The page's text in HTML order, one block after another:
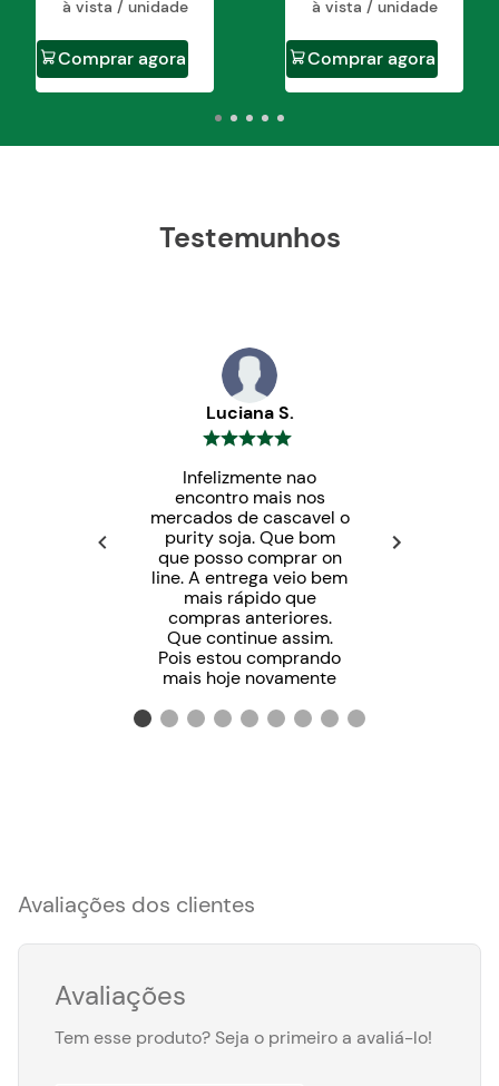
à vista / unidade
Comprar agora
à vista / unidade
Comprar agora
Testemunhos
Luciana S.
Infelizmente nao
encontro mais nos
mercados de cascavel o
purity soja. Que bom
que posso comprar on
line. A entrega veio bem
mais rápido que
compras anteriores.
Que continue assim.
Pois estou comprando
mais hoje novamente
Avaliações dos clientes
Avaliações
Tem esse produto? Seja o primeiro a avaliá-lo!